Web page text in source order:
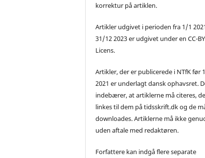
korrektur på artiklen.
Artikler udgivet i perioden fra 1/1
31/12 2023 er udgivet under en CC-
Licens.
Artikler, der er publicerede i NTfK før
2021 er underlagt dansk ophavsret.
indebærer, at artiklerne må citeres,
linkes til dem på tidsskrift.dk og de
downloades. Artiklerne må ikke
uden aftale med redaktøren.
Forfattere kan indgå flere separate